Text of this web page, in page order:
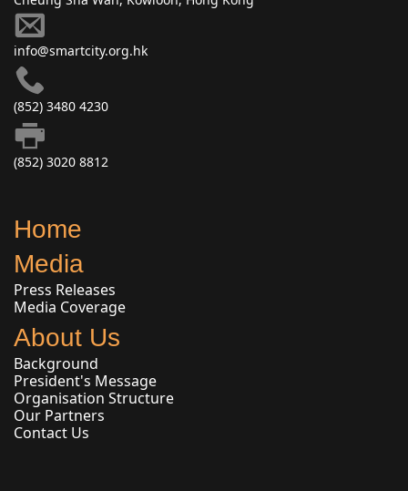
info@smartcity.org.hk
(852) 3480 4230
(852) 3020 8812
Home
Media
Press Releases
Media Coverage
About Us
Background
President's Message
Organisation Structure
Our Partners
Contact Us